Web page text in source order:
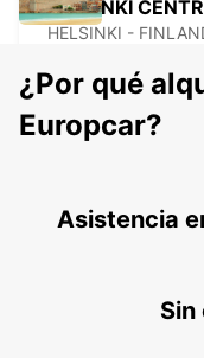
HELSINKI
HELSINKI -
ESPOO - FINLAND
¿Por qué
Europcar?
Asistencia
Sin